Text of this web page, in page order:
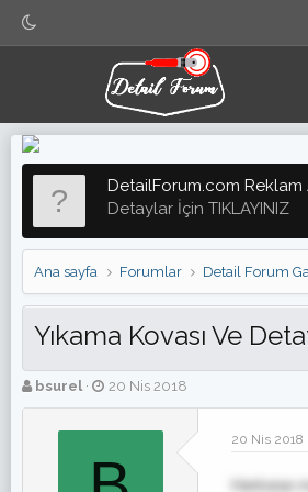
DetailForum.com Reklam
Detaylar İçin TIKLAYINIZ
Ana sayfa Forumlar Detail Forum
Yıkama Kovası Ve
K
o
bsurel
B
a
a
n
20 Nis 2018
20 Nis 2018
Herkese